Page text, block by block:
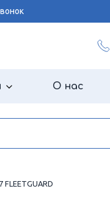
О нас
FLEETGUARD